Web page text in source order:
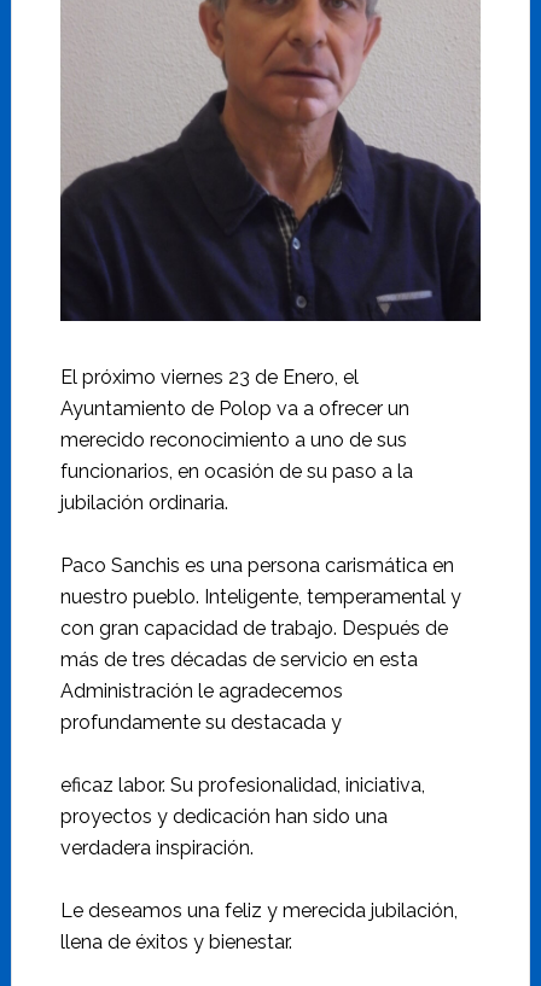
El próximo viernes 23 de Enero, el
Ayuntamiento de Polop va a ofrecer un
merecido reconocimiento a uno de sus
funcionarios, en ocasión de su paso a la
jubilación ordinaria.
Paco Sanchis es una persona carismática en
nuestro pueblo. Inteligente, temperamental y
con gran capacidad de trabajo. Después de
más de tres décadas de servicio en esta
Administración le agradecemos
profundamente su destacada y
eficaz labor. Su profesionalidad, iniciativa,
proyectos y dedicación han sido una
verdadera inspiración.
Le deseamos una feliz y merecida jubilación,
llena de éxitos y bienestar.